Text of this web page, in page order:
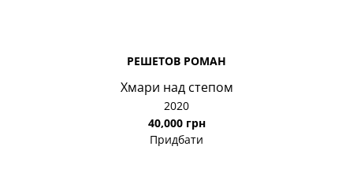
РЕШЕТОВ РОМАН
Хмари над степом
2020
40,000 грн
Придбати